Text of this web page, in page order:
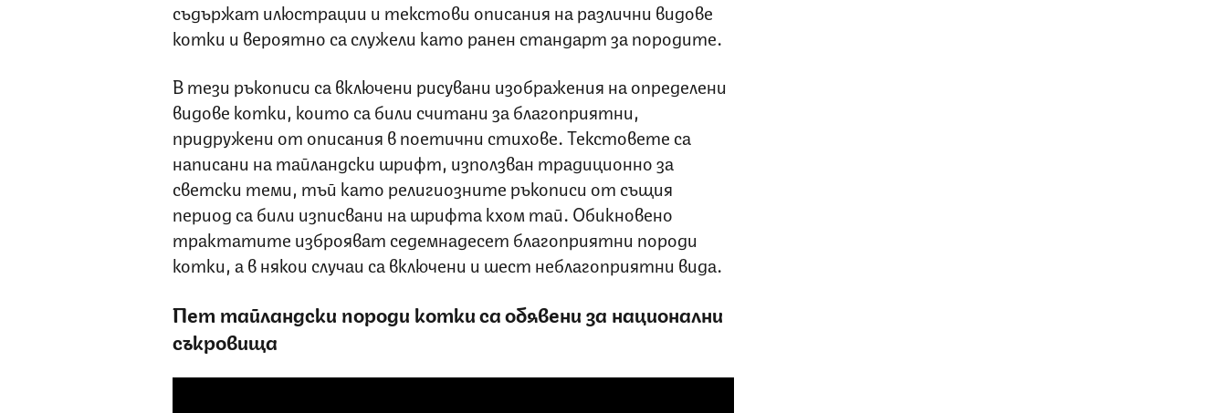
съдържат илюстрации и текстови описания на различни видове
котки и вероятно са служели като ранен стандарт за породите.
В тези ръкописи са включени рисувани изображения на определени
видове котки, които са били считани за благоприятни,
придружени от описания в поетични стихове. Текстовете са
написани на тайландски шрифт, използван традиционно за
светски теми, тъй като религиозните ръкописи от същия
период са били изписвани на шрифтакхом тай. Обикновено
трактатите изброяват седемнадесет благоприятни породи
котки, а в някои случаи са включени и шест неблагоприятни вида.
Пет тайландски породи котки са обявени за национални
съкровища